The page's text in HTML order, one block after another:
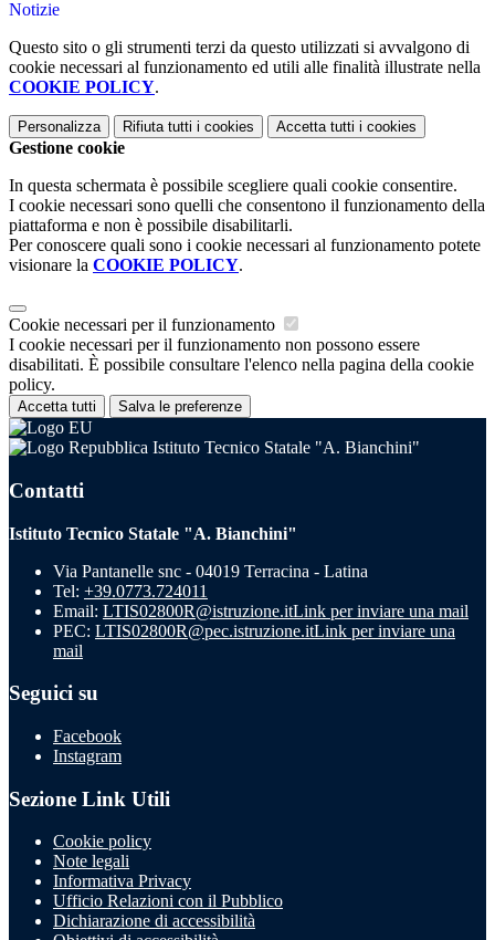
Notizie
Questo sito o gli strumenti terzi da questo utilizzati si avvalgono di
cookie necessari al funzionamento ed utili alle finalità illustrate nella
COOKIE POLICY.
Personalizza Rifiuta tutti i cookies Accetta tutti i cookies
Gestione cookie
In questa schermata è possibile scegliere quali cookie consentire.
I cookie necessari sono quelli che consentono il funzionamento della
piattaforma e non è possibile disabilitarli.
Per conoscere quali sono i cookie necessari al funzionamento potete
visionare la COOKIE POLICY.
Cookie necessari per il funzionamento
I cookie necessari per il funzionamento non possono essere
disabilitati. È possibile consultare l'elenco nella pagina della cookie
policy.
Accetta tutti Salva le preferenze
Istituto Tecnico Statale "A. Bianchini"
Contatti
Istituto Tecnico Statale "A. Bianchini"
Via Pantanelle snc - 04019 Terracina - Latina
Tel: +39.0773.724011
Email: LTIS02800R@istruzione.itLink per inviare una mail
PEC: LTIS02800R@pec.istruzione.itLink per inviare una
mail
Seguici su
Facebook
Instagram
Sezione Link Utili
Cookie policy
Note legali
Informativa Privacy
Ufficio Relazioni con il Pubblico
Dichiarazione di accessibilità